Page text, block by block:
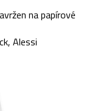
na papírové
Alessi